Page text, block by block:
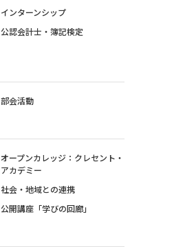
インターンシップ
公認会計士・簿記検定
部会活動
オープンカレッジ：クレセント・
アカデミー
社会・地域との連携
公開講座「学びの回廊」